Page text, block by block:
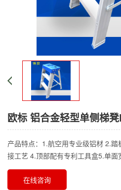
欧标 铝合金轻型单侧梯
产品特点：1.航空用专业级铝材 2.
接工艺 4.顶部配有专利工具盒5.单面
在线咨询